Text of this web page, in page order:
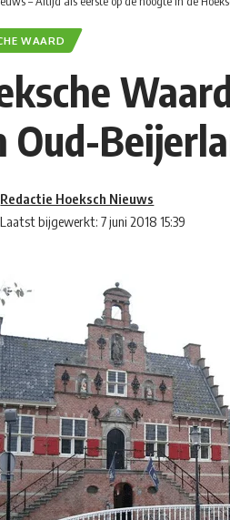
WAARD
Oud-
Laatst bijgewerkt: 7 juni 2018 15:39
Redactie Hoeksch Nieuws